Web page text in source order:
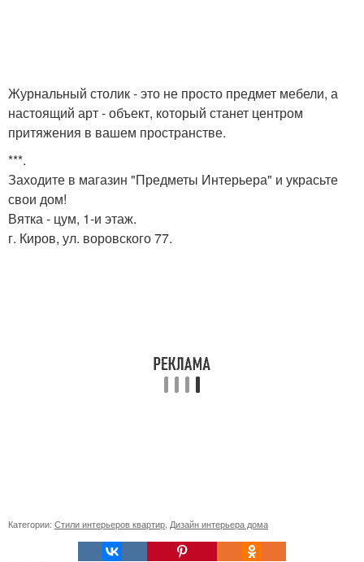
Журнальный столик - это не просто предмет мебели, а
настоящий арт - объект, который станет центром
притяжения в вашем пространстве.
***.
Заходите в магазин "Предметы Интерьера" и украсьте
свои дом!
Вятка - цум, 1-и этаж.
г. Киров, ул. воровского 77.
Категории: Стили интерьеров квартир Дизайн интерьера дома